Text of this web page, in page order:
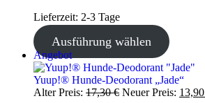
Lieferzeit: 2-3 Tage
Ausführung wählen
AngebotProdukt
im
Angebot
Yuup!® Hunde-Deodorant „Jade“
Alter Preis: 17,30€ Ursprünglicher
Neuer Preis: 13,90